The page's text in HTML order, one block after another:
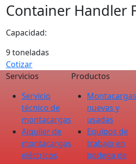
Container Handler
Capacidad:
9 toneladas
Cotizar
Servicios
Servicio
técnico de
montacargas
Alquiler de
montacargas
eléctricos
Productos
Montacargas
nuevas y
usadas
Equipos de
trabajo en
bodega de